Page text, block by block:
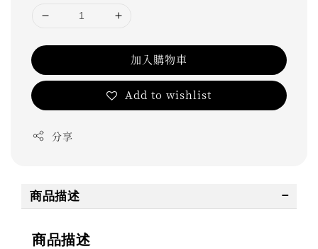
加入購物車
Add to wishlist
分享
商品描述
商品描述